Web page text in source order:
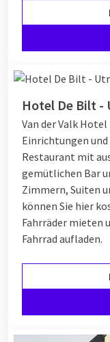
Hotel De Bilt -
Van der Valk
Einrichtungen
Restaurant mit
gemütlichen Bar
Zimmern, Suiten
können Sie hier
Fahrräder mieten
Fahrrad aufladen.